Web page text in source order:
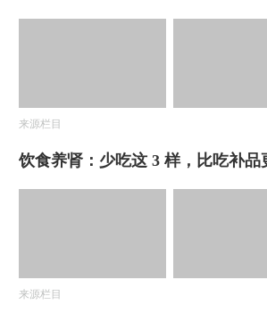
来源栏目
饮食养肾：少吃这 3 样，比吃补品
来源栏目